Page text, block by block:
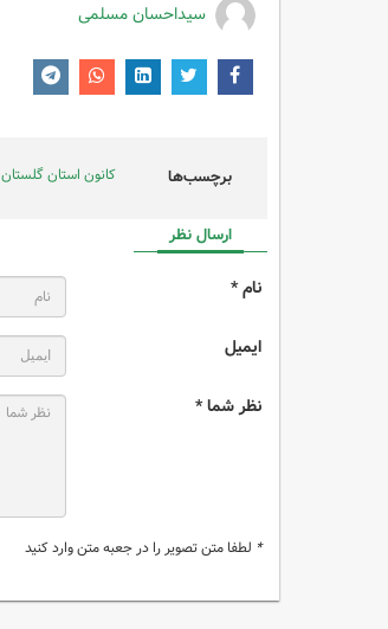
سیداحسان مسلمی
برچسب‌ها کانون استان گلستان
ارسال نظر
نام *
ایمیل
نظر شما *
* لطفا متن تصویر را در جعبه متن وارد کنید